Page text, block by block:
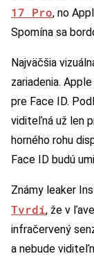
17 Pro, no
Spomína sa
Najväčšia
zariadenia.
pre Face ID.
viditeľná už len
horného rohu
Face ID budú
Známy leaker
Tvrdí, že v
infračervený
a nebude